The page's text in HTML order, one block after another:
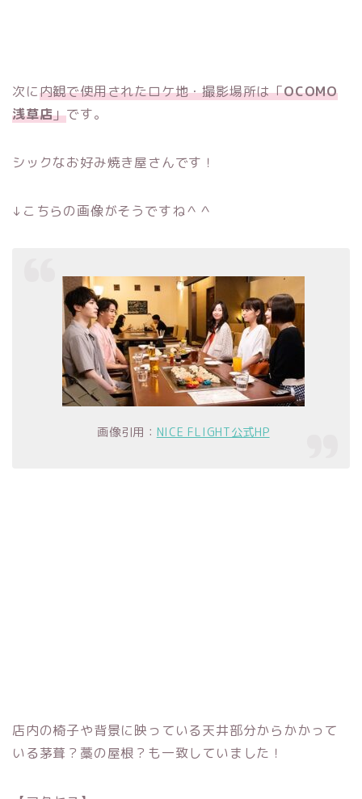
次に内観で使用されたロケ地・撮影場所は「OCOMO
浅草店」です。
シックなお好み焼き屋さんです！
↓こちらの画像がそうですね＾＾
画像引用： NICE FLIGHT公式HP
店内の椅子や背景に映っている天井部分からかかって
いる茅葺？藁の屋根？も一致していました！